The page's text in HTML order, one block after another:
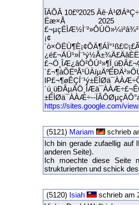
ÎÄÕÂ 10£º2025
Ëæ×Å 2025 Äê
¡¢
±ÈÌØä¯ÀÀÆ÷--
https://sites.google.com/
(5121) Mariam
schrieb
Ich bin gerade zufaellig auf
anderen Seite).
Ich moechte diese Seite
strukturierten und schick
(5120) Isiah
schrieb am